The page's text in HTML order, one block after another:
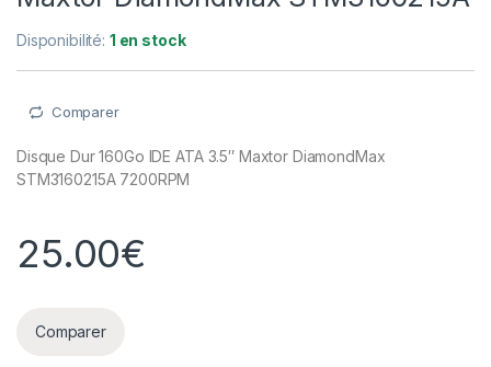
Disponibilité: 1 en stock
Comparer
Disque Dur 160Go IDE ATA 3.5″ Maxtor DiamondMax
STM3160215A 7200RPM
25.00€
Comparer